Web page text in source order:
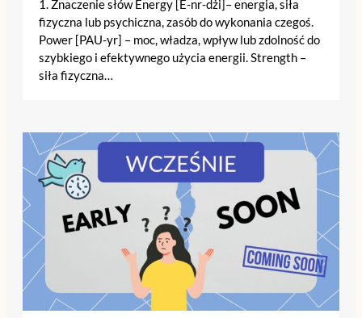
1. Znaczenie słów Energy [E-nr-dżi]– energia, siła
fizyczna lub psychiczna, zasób do wykonania czegoś.
Power [PAU-yr] – moc, władza, wpływ lub zdolność do
szybkiego i efektywnego użycia energii. Strength –
siła fizyczna…